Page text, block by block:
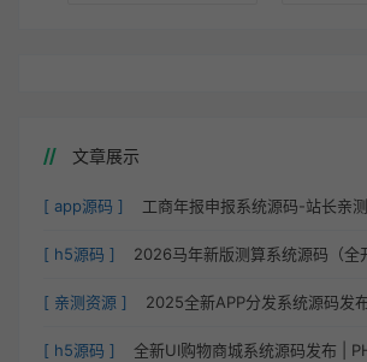
文章展示
[ app源码 ] 工商年报申报系统源码-站长亲测
[ h5源码 ] 2026马年新版测算系统源码（全
[ 亲测资源 ]
[ h5源码 ]